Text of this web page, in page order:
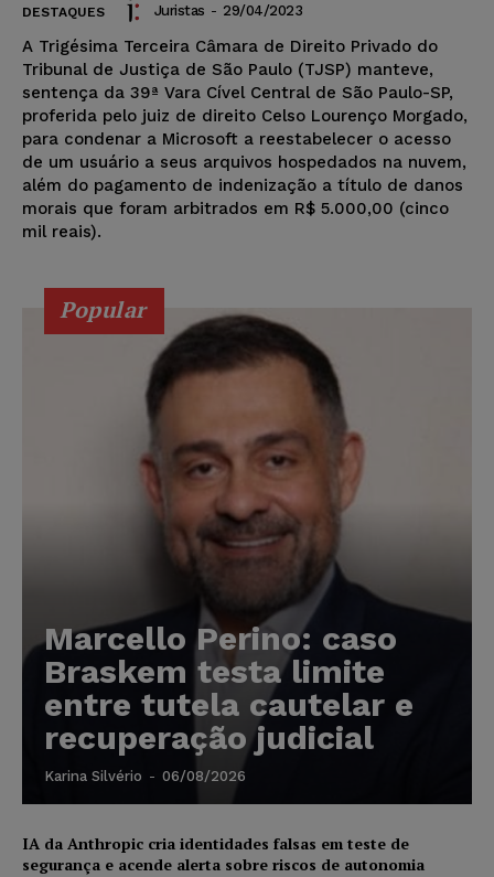
DESTAQUES Juristas - 29/04/2023
A Trigésima Terceira Câmara de Direito Privado do
Tribunal de Justiça de São Paulo (TJSP) manteve,
sentença da 39ª Vara Cível Central de São Paulo-SP,
proferida pelo juiz de direito Celso Lourenço Morgado,
para condenar a Microsoft a reestabelecer o acesso
de um usuário a seus arquivos hospedados na nuvem,
além do pagamento de indenização a título de danos
morais que foram arbitrados em R$ 5.000,00 (cinco
mil reais).
Popular
Marcello Perino: caso
Braskem testa limite
entre tutela cautelar e
recuperação judicial
Karina Silvério - 06/08/2026
IA da Anthropic cria identidades falsas em teste de
segurança e acende alerta sobre riscos de autonomia